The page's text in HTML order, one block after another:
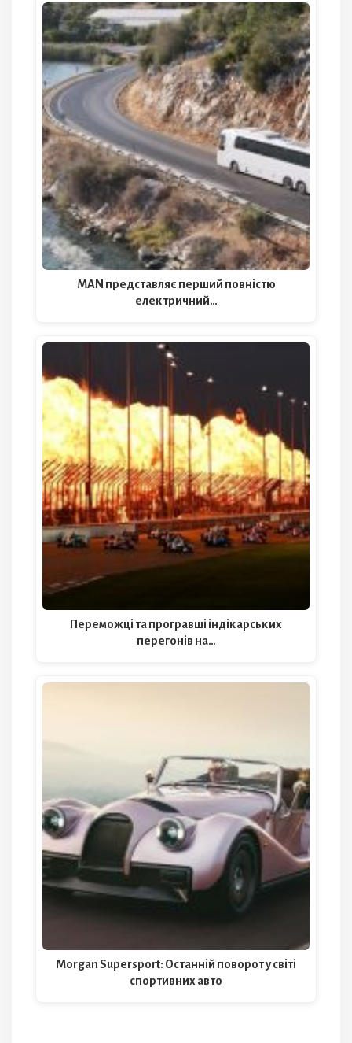
MAN представляє перший повністю
електричний…
Переможці та програвші індікарських
перегонів на…
Morgan Supersport: Останній поворот у світі
спортивних авто